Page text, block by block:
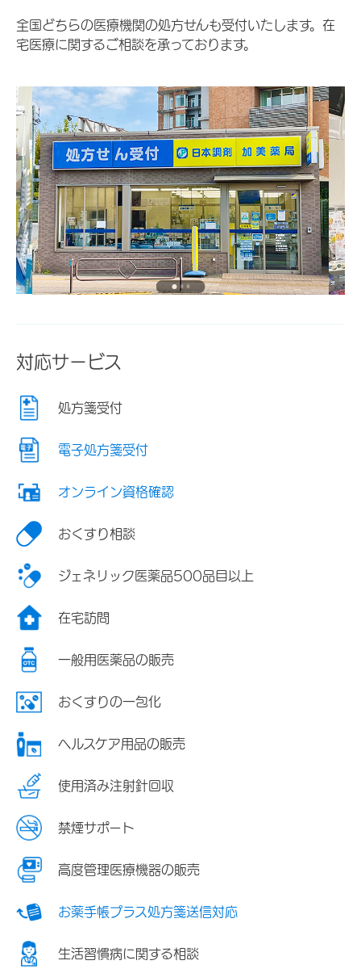
全国どちらの医療機関の処方せんも受付いたします。在
宅医療に関するご相談を承っております。
対応サービス
処方箋受付
電子処方箋受付
オンライン資格確認
おくすり相談
ジェネリック医薬品500品目以上
在宅訪問
一般用医薬品の販売
おくすりの一包化
ヘルスケア用品の販売
使用済み注射針回収
禁煙サポート
高度管理医療機器の販売
お薬手帳プラス処方箋送信対応
生活習慣病に関する相談